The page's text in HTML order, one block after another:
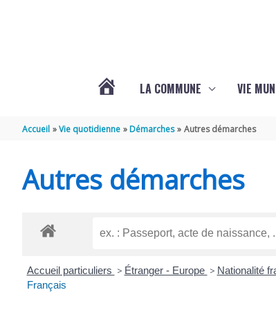
LA COMMUNE VIE
Accueil Vie quotidienne Démarches Autres démarches
Autres démarches
Accueil particuliers > Étranger - Europe > Nationalité
Français